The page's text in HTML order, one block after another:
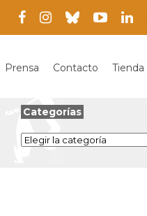
Prensa Contacto Tienda
Categorías
Categorías